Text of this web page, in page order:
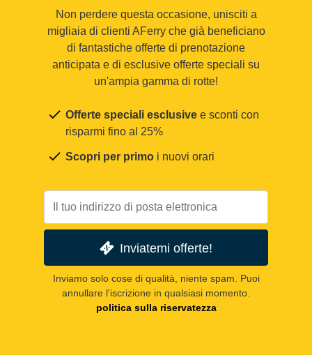
Non perdere questa occasione, unisciti a
migliaia di clienti AFerry che già beneficiano
di fantastiche offerte di prenotazione
anticipata e di esclusive offerte speciali su
un'ampia gamma di rotte!
Offerte speciali esclusive e sconti con
risparmi fino al 25%
Scopri per primo i nuovi orari
Inviatemi offerte!
Inviamo solo cose di qualità, niente spam. Puoi
annullare l'iscrizione in qualsiasi momento.
politica sulla riservatezza